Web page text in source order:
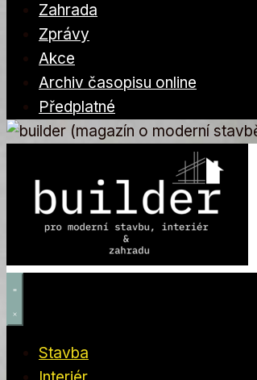
Zahrada
Zprávy
Akce
Archiv časopisu online
Předplatné
Stavba